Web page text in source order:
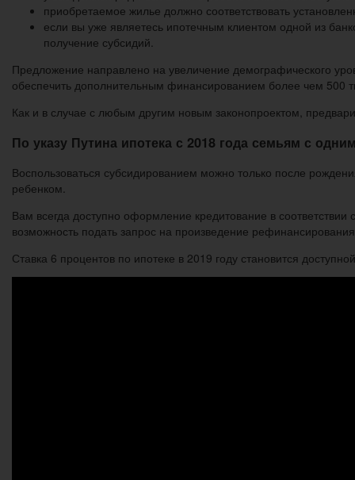
приобретаемое жилье должно соответствовать
если вы уже являетесь ипотечным клиентом одной из
получение субсидий.
Предложение направлено на увеличение демографического
обеспечить дополнительным финансированием более чем 500
Как и в случае с любым другим новым законопроектом,
По указу Путина ипотека с 2018 года семьям с
Воспользоваться субсидированием можно только после
ребенком.
Вам всегда доступно оформление кредитование в
возможность подать запрос на произведение
Ставка 6 процентов по ипотеке в 2019 году становится